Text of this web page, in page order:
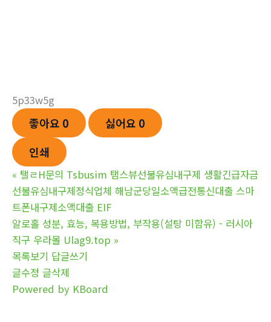
5p33w5g
좋아요 0 싫어요 0
인쇄
« 탤ㄹH문의 Tsbusim 탬스뷰선불유심내구제 생활긴급자금
선불유심내구제정식업체 해남군당일소액급전통신대출 스마
트폰내구제소액대출 EIF
알로홀 성분, 효능, 복용방법, 부작용(설탕 미함유) - 러시아
직구 우라몰 Ulag9.top »
목록보기 답글쓰기
글수정 글삭제
Powered by KBoard